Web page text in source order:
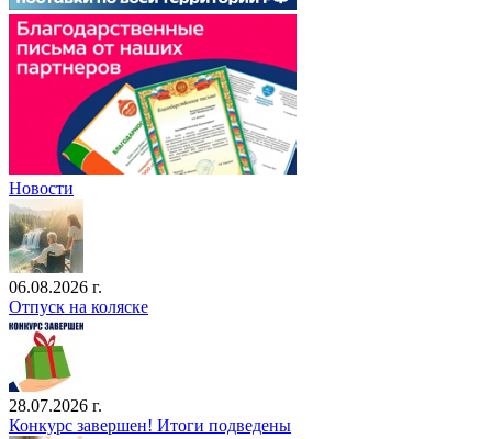
Новости
06.08.2026 г.
Отпуск на коляске
28.07.2026 г.
Конкурс завершен! Итоги подведены